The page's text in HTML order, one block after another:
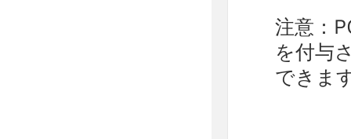
注意：
を付与
できま